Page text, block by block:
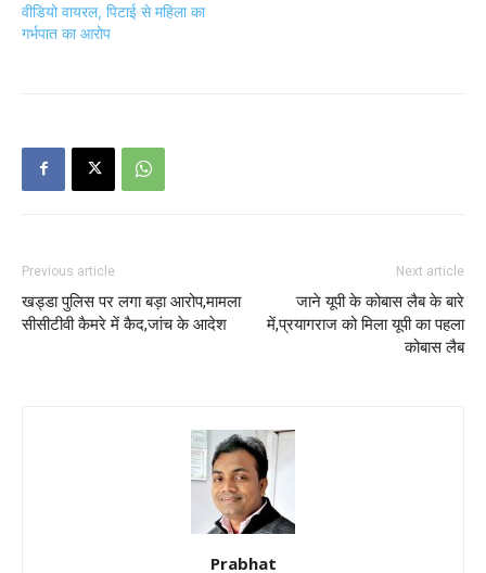
वीडियो वायरल, पिटाई से महिला का
गर्भपात का आरोप
Previous article
खड्डा पुलिस पर लगा बड़ा आरोप,मामला
सीसीटीवी कैमरे में कैद,जांच के आदेश
Next article
जाने यूपी के कोबास लैब के बारे
में,प्रयागराज को मिला यूपी का पहला
कोबास लैब
Prabhat